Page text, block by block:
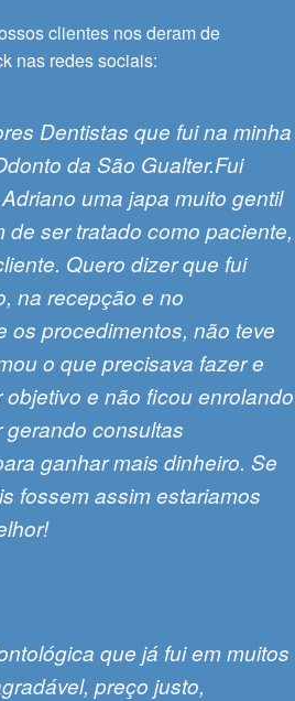
clientes nos deram de
nas redes sociais:
Dentistas que fui na minha
da São Gualter.Fui
uma japa muito gentil
de ser tratado como paciente,
Quero dizer que fui
na recepção e no
os procedimentos, não teve
o que precisava fazer e
e não ficou enrolando
consultas
ganhar mais dinheiro. Se
fossem assim estariamos
que já fui em muitos
preço justo,